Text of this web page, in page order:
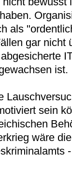
als
gar nicht
ist.
sein
wäre